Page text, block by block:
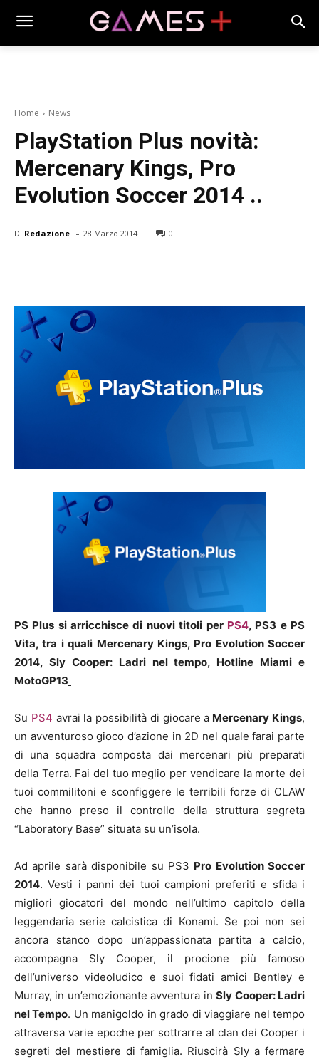
Home News
PlayStation Plus novità:
Mercenary Kings, Pro
Evolution Soccer 2014 ..
Di Redazione - 28 Marzo 2014 0
PS Plus si arricchisce di nuovi titoli per PS4, PS3 e PS
Vita, tra i quali Mercenary Kings, Pro Evolution Soccer
2014, Sly Cooper: Ladri nel tempo, Hotline Miami e
MotoGP13
Su PS4 avrai la possibilità di giocare a Mercenary Kings,
un avventuroso gioco d’azione in 2D nel quale farai parte
di una squadra composta dai mercenari più preparati
della Terra. Fai del tuo meglio per vendicare la morte dei
tuoi commilitoni e sconfiggere le terribili forze di CLAW
che hanno preso il controllo della struttura segreta
“Laboratory Base” situata su un’isola.
Ad aprile sarà disponibile su PS3 Pro Evolution Soccer
2014. Vesti i panni dei tuoi campioni preferiti e sfida i
migliori giocatori del mondo nell’ultimo capitolo della
leggendaria serie calcistica di Konami. Se poi non sei
ancora stanco dopo un’appassionata partita a calcio,
accompagna Sly Cooper, il procione più famoso
dell’universo videoludico e suoi fidati amici Bentley e
Murray, in un’emozionante avventura inSly Cooper: Ladri
nel Tempo. Un manigoldo in grado di viaggiare nel tempo
attraversa varie epoche per sottrarre al clan dei Cooper i
segreti del mestiere di famiglia. Riuscirà Sly a fermare